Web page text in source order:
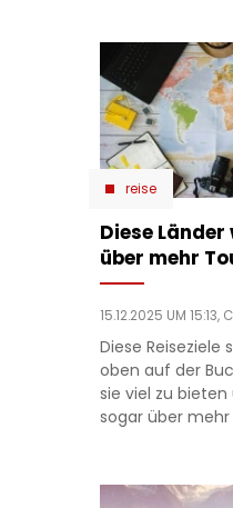
reise
Diese
über mehr
15.12.2025 UM 15:13,
Diese Reiseziele
oben auf der
sie viel zu
sogar über